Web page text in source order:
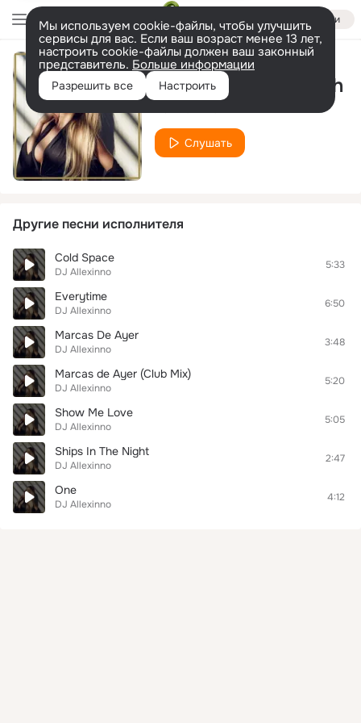
Войти
Мы используем cookie-файлы, чтобы улучшить
сервисы для вас. Если ваш возраст менее 13 лет,
настроить cookie-файлы должен ваш законный
представитель. Больше информации
Разрешить все Настроить
Everytime We Touch
Слушать
Другие песни исполнителя
Cold Space
DJ Allexinno
5:33
Everytime
DJ Allexinno
6:50
Marcas De Ayer
DJ Allexinno
3:48
Marcas de Ayer (Club Mix)
DJ Allexinno
5:20
Show Me Love
DJ Allexinno
5:05
Ships In The Night
DJ Allexinno
2:47
One
DJ Allexinno
4:12